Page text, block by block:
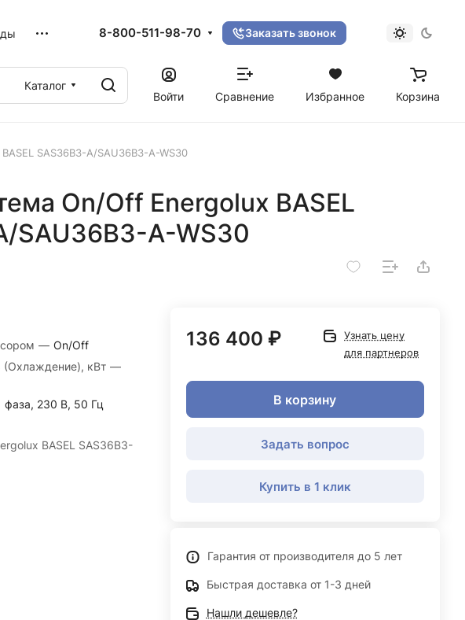
8-800-511-98-70 Заказать звонок
Каталог
Войти
Сравнение Избранное Корзина
SAS36B3-A/SAU36B3-A-WS30
On/Off Energolux BASEL
SAU36B3-A-WS30
— On/Off
(Охлаждение), кВт —
фаза, 230 В, 50 Гц
BASEL SAS36B3-
136 400 ₽
Узнать цену
для партнеров
В корзину
Задать вопрос
Купить в 1 клик
Гарантия от производителя до 5 лет
Быстрая доставка от 1-3 дней
Нашли дешевле?